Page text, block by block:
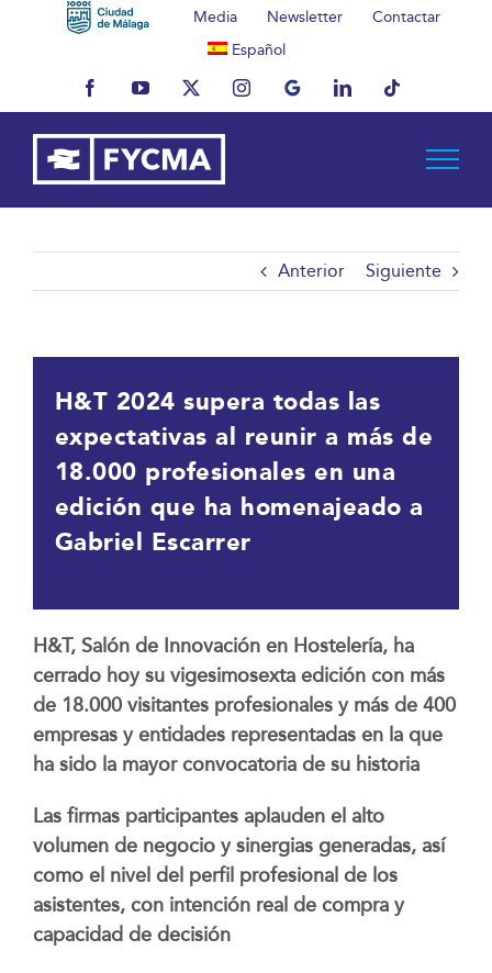
Media Newsletter
Contactar
Español
FacebookYouTubeX InstagramMyBusinessLinkedInTiktok
Anterior Siguiente
H&T 2024 supera todas las
expectativas al reunir a más de
18.000 profesionales en una
edición que ha homenajeado a
Gabriel Escarrer
H&T, Salón de Innovación en Hostelería, ha
cerrado hoy su vigesimosexta edición con más
de 18.000 visitantes profesionales y más de 400
empresas y entidades representadas en la que
ha sido la mayor convocatoria de su historia
Las firmas participantes aplauden el alto
volumen de negocio y sinergias generadas, así
como el nivel del perfil profesional de los
asistentes, con intención real de compra y
capacidad de decisión